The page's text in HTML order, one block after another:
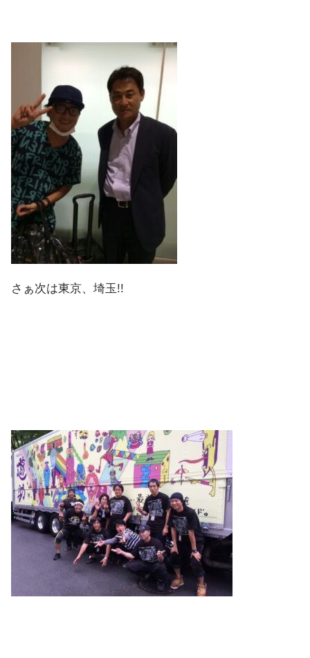
さぁ次は東京、埼玉!!